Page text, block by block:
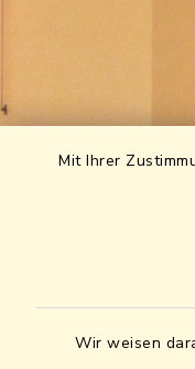
Mit Ihrer
Wir weisen